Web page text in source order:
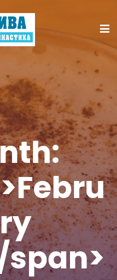
span>